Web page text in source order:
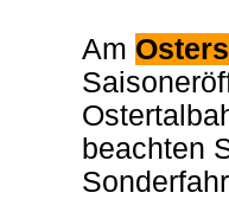
Am
beachten